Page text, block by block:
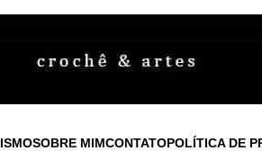
SOBRE MIMCONTATOPOLÍTICA DE